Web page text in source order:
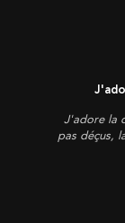
J'adore la
pas déçus,